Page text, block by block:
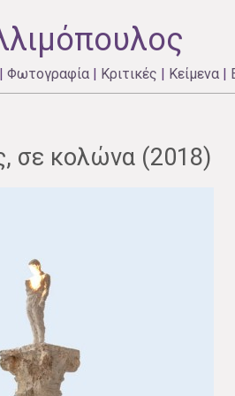
| Φωτογραφία | Κριτικές | Κείμενα |
σε κολώνα (2018)